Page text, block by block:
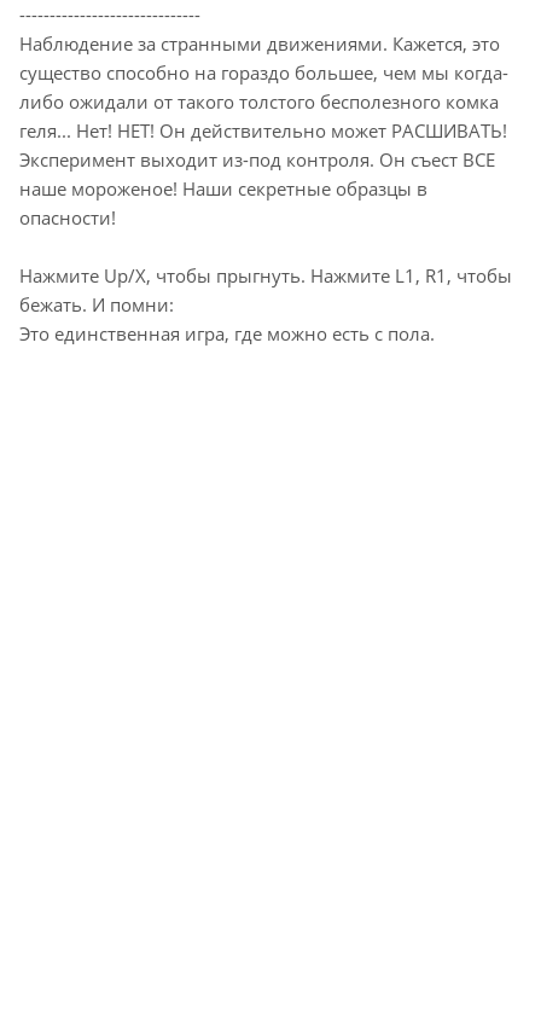
------------------------------
Наблюдение за странными движениями. Кажется, это
существо способно на гораздо большее, чем мы когда-
либо ожидали от такого толстого бесполезного комка
геля... Нет! НЕТ! Он действительно может РАСШИВАТЬ!
Эксперимент выходит из-под контроля. Он съест ВСЕ
наше мороженое! Наши секретные образцы в
опасности!
Нажмите Up/X, чтобы прыгнуть. Нажмите L1, R1, чтобы
бежать. И помни:
Это единственная игра, где можно есть с пола.